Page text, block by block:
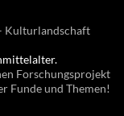
Kulturlandschaft
Forschungsprojekt
Funde und Themen!